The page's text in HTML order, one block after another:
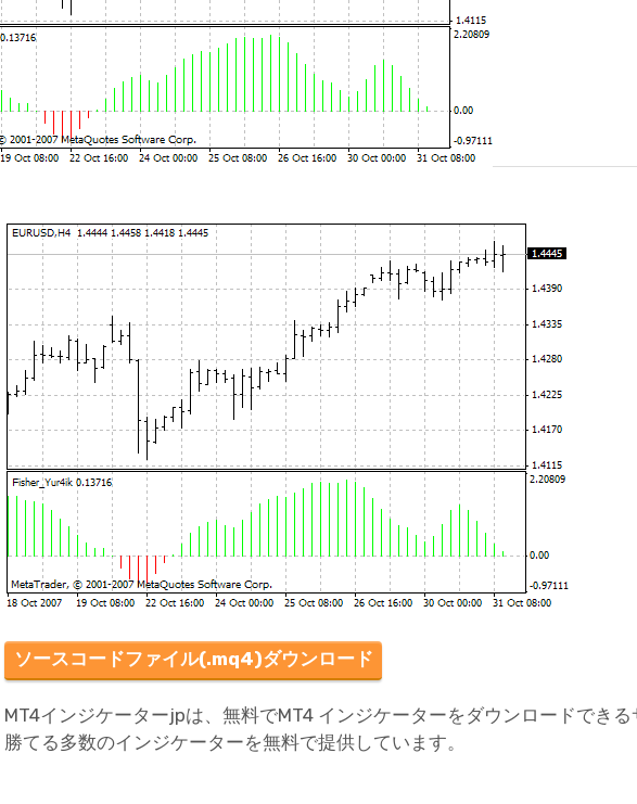
ソースコードファイル(.mq4)ダウンロード
MT4インジケーターjpは、無料でMT4 インジケーターをダウンロードでき
勝てる多数のインジケーターを無料で提供しています。